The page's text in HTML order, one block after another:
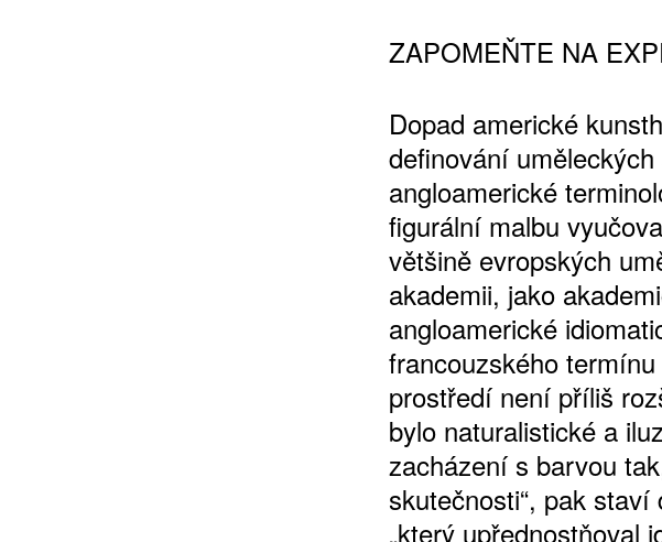
ZAPOMEŇTE NA
Dopad americké
definování
angloamerické
figurální malbu
většině evropských
akademii, jako
angloamerické
francouzského
prostředí není příliš
bylo naturalistické a
zacházení s barvou
skutečnosti“, pak
„který upřednostňoval